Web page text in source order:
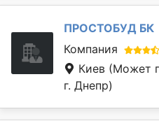
ПРОСТОБУД БК
Компания
Киев (Может
г. Днепр)